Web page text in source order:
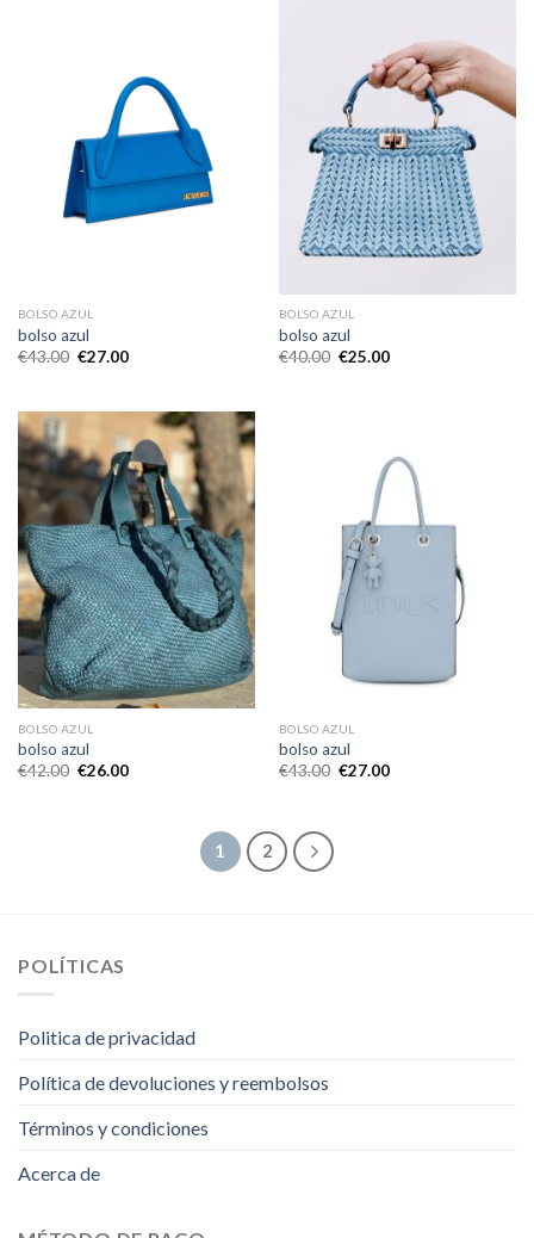
BOLSO AZUL
bolso azul
€43.00 €27.00
BOLSO AZUL
bolso azul
€40.00 €25.00
BOLSO AZUL
bolso azul
€42.00 €26.00
BOLSO AZUL
bolso azul
€43.00 €27.00
1 2
POLÍTICAS
Politica de privacidad
Política de devoluciones y reembolsos
Términos y condiciones
Acerca de